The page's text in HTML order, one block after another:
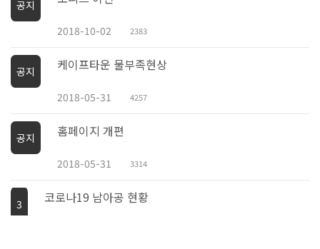
공지
2018-10-02 2383
공지 케이프타운 물부족현상
2018-05-31 4257
공지 홈페이지 개편
2018-05-31 3314
3 코로나19 남아공 현황